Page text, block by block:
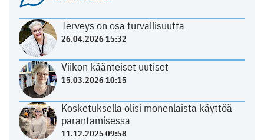
Terveys on osa turvallisuutta
26.04.2026 15:32
Viikon käänteiset uutiset
15.03.2026 10:15
Kosketuksella olisi monenlaista käyttöä
parantamisessa
11.12.2025 09:58